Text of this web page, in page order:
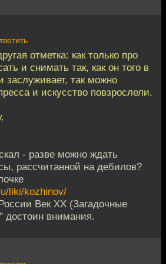
отметка: как только про
и снимать так, как он того в
заслуживает, так можно
и искусство повзрослели.
- разве можно ждать
рассчитанной на дебилов?
liki/kozhinov/
Век ХХ (Загадочные
достоин внимания.